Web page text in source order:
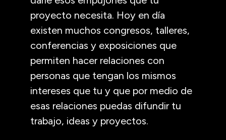
proyecto necesita. Hoy en día
existen muchos congresos, talleres,
conferencias y exposiciones que
permiten hacer relaciones con
personas que tengan los mismos
intereses que tu y que por medio de
esas relaciones puedas difundir tu
trabajo, ideas y proyectos.